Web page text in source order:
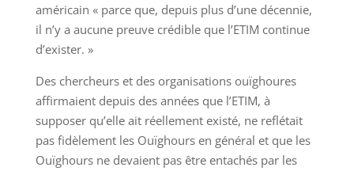
américain « parce que, depuis plus d’une décennie,
il n’y a aucune preuve crédible que l’ETIM continue
d’exister. »
Des chercheurs et des organisations ouïghoures
affirmaient depuis des années que l’ETIM, à
supposer qu’elle ait réellement existé, ne reflétait
pas fidèlement les Ouïghours en général et que les
Ouïghours ne devaient pas être entachés par les